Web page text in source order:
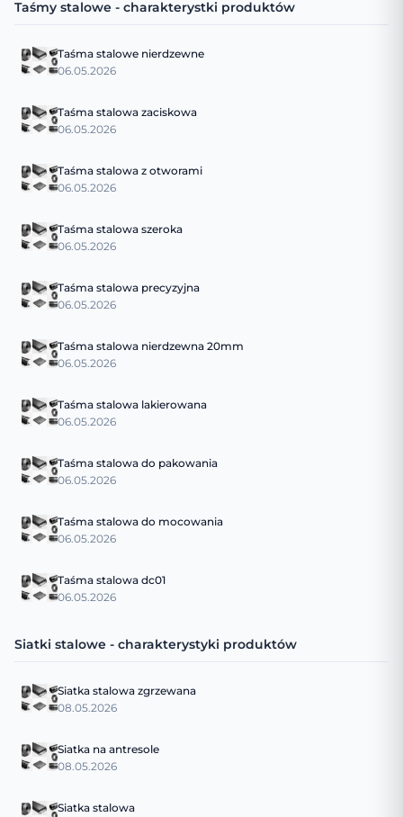
Taśmy stalowe - charakterystki produktów
Taśma stalowe nierdzewne
06.05.2026
Taśma stalowa zaciskowa
06.05.2026
Taśma stalowa z otworami
06.05.2026
Taśma stalowa szeroka
06.05.2026
Taśma stalowa precyzyjna
06.05.2026
Taśma stalowa nierdzewna 20mm
06.05.2026
Taśma stalowa lakierowana
06.05.2026
Taśma stalowa do pakowania
06.05.2026
Taśma stalowa do mocowania
06.05.2026
Taśma stalowa dc01
06.05.2026
Siatki stalowe - charakterystyki produktów
Siatka stalowa zgrzewana
08.05.2026
Siatka na antresole
08.05.2026
Siatka stalowa